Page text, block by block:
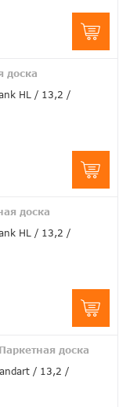
доска
HL 13,2
доска
HL 13,2
Паркетная доска
13,2